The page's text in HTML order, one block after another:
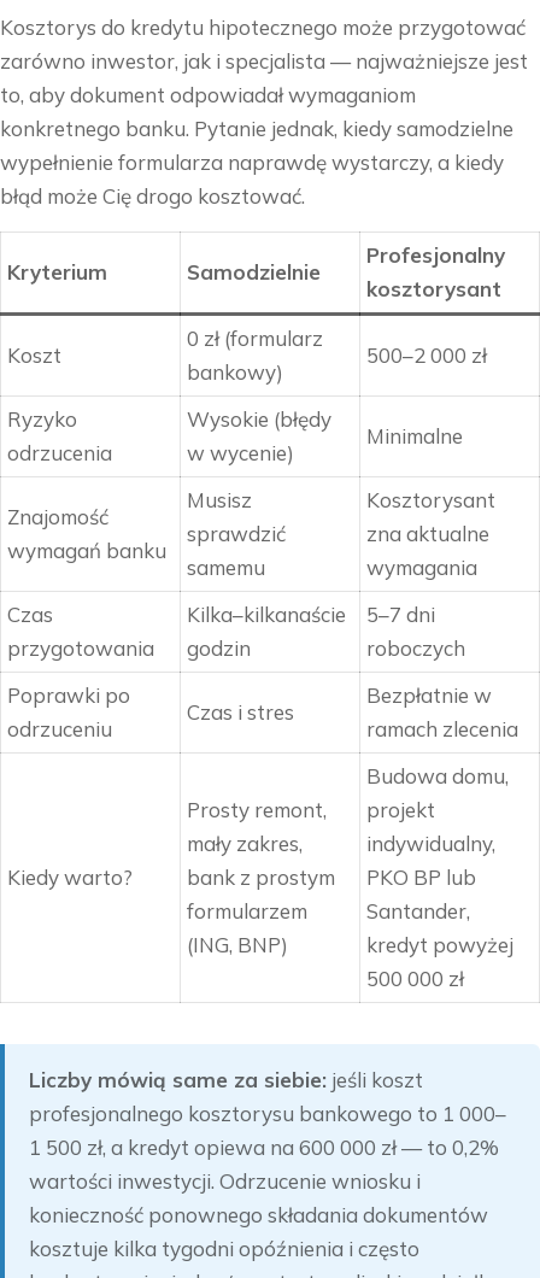
Kosztorys do kredytu hipotecznego może przygotować
zarówno inwestor, jak i specjalista — najważniejsze jest
to, aby dokument odpowiadał wymaganiom
konkretnego banku. Pytanie jednak, kiedy samodzielne
wypełnienie formularza naprawdę wystarczy, a kiedy
błąd może Cię drogo kosztować.
Kryterium Samodzielnie
Profesjonalny
kosztorysant
Koszt
0 zł (formularz
bankowy)
500–2 000 zł
Ryzyko
odrzucenia
Wysokie (błędy
w wycenie)
Minimalne
Znajomość
wymagań banku
Musisz
sprawdzić
samemu
Kosztorysant
zna aktualne
wymagania
Czas
przygotowania
Kilka–kilkanaście
godzin
5–7 dni
roboczych
Poprawki po
odrzuceniu
Czas i stres
Bezpłatnie w
ramach zlecenia
Kiedy warto?
Prosty remont,
mały zakres,
bank z prostym
formularzem
(ING, BNP)
Budowa domu,
projekt
indywidualny,
PKO BP lub
Santander,
kredyt powyżej
500 000 zł
Liczby mówią same za siebie: jeśli koszt
profesjonalnego kosztorysu bankowego to 1 000–
1 500 zł, a kredyt opiewa na 600 000 zł — to 0,2%
wartości inwestycji. Odrzucenie wniosku i
konieczność ponownego składania dokumentów
kosztuje kilka tygodni opóźnienia i często